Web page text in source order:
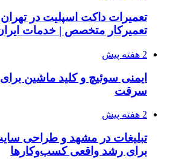
تعمیرات داکت اسپلیت در
تعمیرکار متخصص | خدمات
2 هفته پیش
ایمنی سوئیچ و کلید ماشین
سرقت
2 هفته پیش
تبلیغات در مشهد و طراحی
برای رشد واقعی کسب‌وکارها